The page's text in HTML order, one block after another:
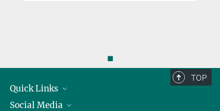
◼
TOP
Quick Links
Präsident
Social Media